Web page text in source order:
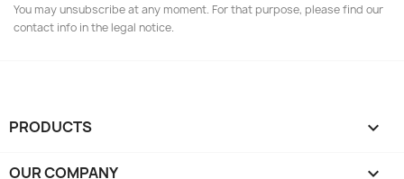
You may unsubscribe at any moment. For that purpose, please find our
contact info in the legal notice.
PRODUCTS 
OUR COMPANY 